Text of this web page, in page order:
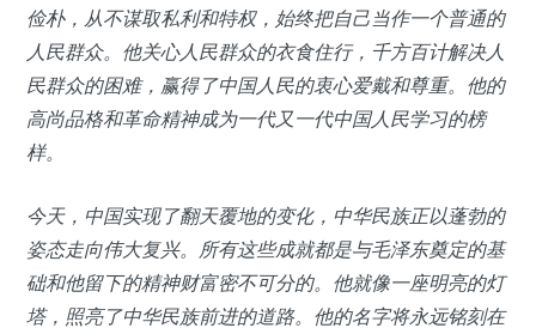
俭朴，从不谋取私利和特权，始终把自己当作一个普通的
人民群众。他关心人民群众的衣食住行，千方百计解决人
民群众的困难，赢得了中国人民的衷心爱戴和尊重。他的
高尚品格和革命精神成为一代又一代中国人民学习的榜
样。
今天，中国实现了翻天覆地的变化，中华民族正以蓬勃的
姿态走向伟大复兴。所有这些成就都是与毛泽东奠定的基
础和他留下的精神财富密不可分的。他就像一座明亮的灯
塔，照亮了中华民族前进的道路。他的名字将永远铭刻在